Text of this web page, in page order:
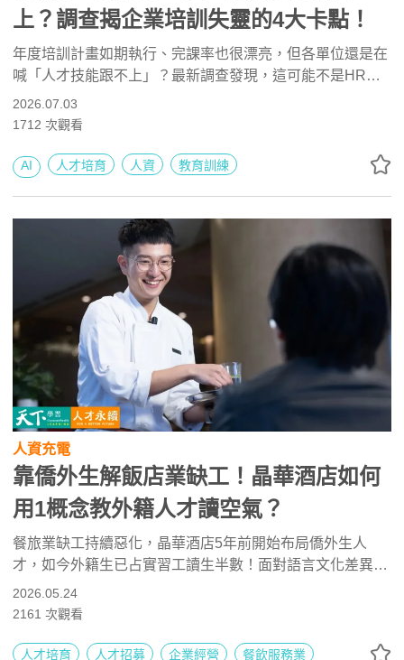
上？調查揭企業培訓失靈的4大卡點！
年度培訓計畫如期執行、完課率也很漂亮，但各單位還是在
喊「人才技能跟不上」？最新調查發現，這可能不是HR不
夠努力，而是跟公司制度、結構有關！本文拆解企業培訓人
才的4大卡點，並整理出3個方向，讓HR不再為技能斷層傷
2026.07.03
1712 次觀看
AI 人才培育 人資 教育訓練
人資充電
靠僑外生解飯店業缺工！晶華酒店如何
用1概念教外籍人才讀空氣？
餐旅業缺工持續惡化，晶華酒店5年前開始布局僑外生人
才，如今外籍生已占實習工讀生半數！面對語言文化差異，
看晶華如何透過工作拆解與跨文化管理，讓外籍人才學會讀
空氣、盡快上手並願意留任！
2026.05.24
2161 次觀看
人才培育 人才招募 企業經營
餐飲服務業